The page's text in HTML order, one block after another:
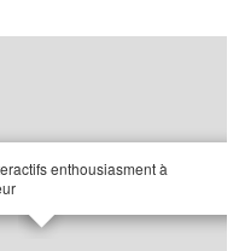
enthousiasment à